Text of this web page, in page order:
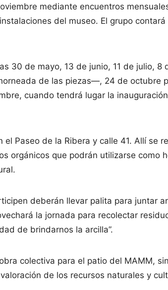
mediante encuentros
del museo. El grupo
30 de mayo, 13 de junio, 11 de julio, 8
de las piezas—, 24 de octubre
cuando tendrá lugar la
Paseo de la Ribera y calle 41. Allí se
orgánicos que podrán utilizarse como
deberán llevar palita para juntar
la jornada para recolectar
de brindarnos la arcilla”.
colectiva para el patio del MAMM,
de los recursos naturales y